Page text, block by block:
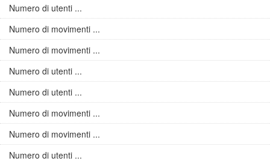
Numero di utenti ...
Numero di movimenti ...
Numero di movimenti ...
Numero di utenti ...
Numero di utenti ...
Numero di movimenti ...
Numero di movimenti ...
Numero di utenti ...